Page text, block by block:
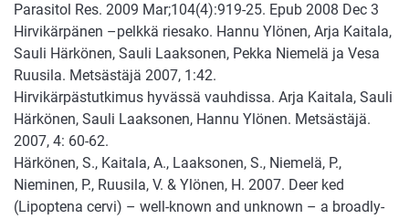
Parasitol Res. 2009 Mar;104(4):919-25. Epub 2008 Dec 3
Hirvikärpänen –pelkkä riesako. Hannu Ylönen, Arja Kaitala,
Sauli Härkönen, Sauli Laaksonen, Pekka Niemelä ja Vesa
Ruusila. Metsästäjä 2007, 1:42.
Hirvikärpästutkimus hyvässä vauhdissa. Arja Kaitala, Sauli
Härkönen, Sauli Laaksonen, Hannu Ylönen. Metsästäjä.
2007, 4: 60-62.
Härkönen, S., Kaitala, A., Laaksonen, S., Niemelä, P.,
Nieminen, P., Ruusila, V. & Ylönen, H. 2007. Deer ked
(Lipoptena cervi) – well-known and unknown – a broadly-